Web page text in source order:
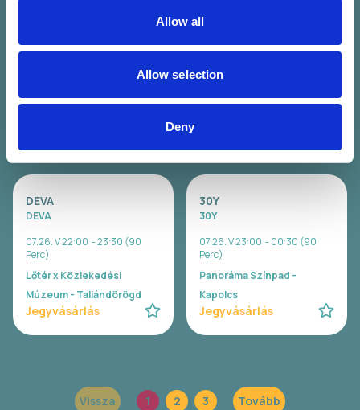
Allow all
Allow selection
Deny
Wavy
07.26. V 20:00 - 21:00 (60
Lőtér x Közlekedési
Carson Coma
Carson Coma
07.26. V 20:30 - 22:00 (90
Perc)
Panoráma Színpad -
DEVA
DEVA
07.26. V 22:00 - 23:30 (90
Perc)
Lőtér x Közlekedési
Múzeum - Taliándörögd
Jegyvásárlás
30Y
30Y
07.26. V 23:00 - 00:30 (90
Perc)
Panoráma Színpad -
Kapolcs
Jegyvásárlás
Vissza 1 2 3 Tovább